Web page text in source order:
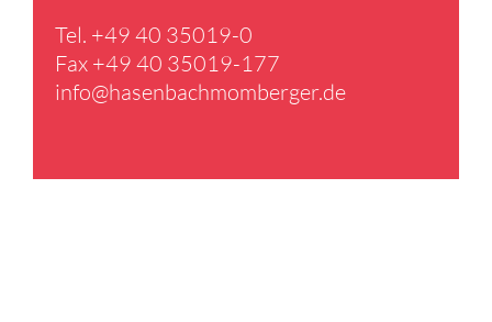
Tel. +49 40 35019-0
Fax +49 40 35019-177
info@​hasenbachmomberger.​de